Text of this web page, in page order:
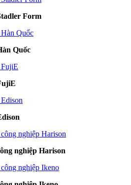
Form
Quốc
nghiệp Harison